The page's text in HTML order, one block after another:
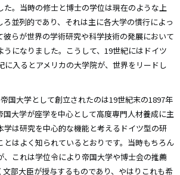
た。当時の修士と博士の学位は現在のような上
ろ並列的であり、それは主に各大学の慣行によっ
彼らが世界の学術研究や科学技術の発展において
になりました。こうして、19世紀にはドイツ
に入るとアメリカの大学院が、世界をリードし
国大学として創立されたのは19世紀末の1897年
国大学が座学を中心として高度専門人材養成に主
学は研究を中心的な機能と考えるドイツ型の研
とはよく知られているとおりです。当時もちろん
、これは学位令により帝国大学や博士会の推薦
文部大臣が授与するものであり、やはりこれも希